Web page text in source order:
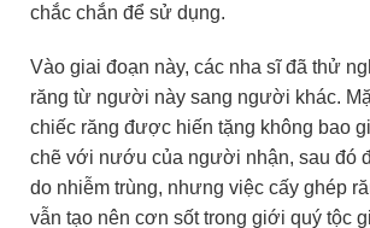
chắc chắn để sử dụng.
Vào giai đoạn này, các nha sĩ đã thử
răng từ người này sang người khác.
chiếc răng được hiến tặng không bao
chẽ với nướu của người nhận, sau đó
do nhiễm trùng, nhưng việc cấy ghép
vẫn tạo nên cơn sốt trong giới quý tộc